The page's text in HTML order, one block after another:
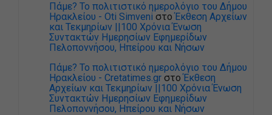
Πάμε? Το πολιτιστικό ημερολόγιο του Δήμου
Ηρακλείου - Oti Simveni στοΈκθεση Αρχείων
και Τεκμηρίων ||100 Χρόνια Ένωση
Συντακτών Ημερησίων Εφημερίδων
Πελοποννήσου, Ηπείρου και Νήσων
Πάμε? Το πολιτιστικό ημερολόγιο του Δήμου
Ηρακλείου - Cretatimes.gr στοΈκθεση
Αρχείων και Τεκμηρίων ||100 Χρόνια Ένωση
Συντακτών Ημερησίων Εφημερίδων
Πελοποννήσου, Ηπείρου και Νήσων